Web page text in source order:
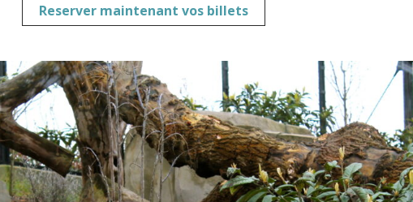
Reserver maintenant vos billets